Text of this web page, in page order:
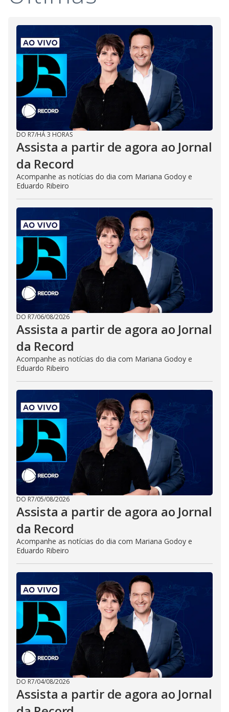
DO R7/HÁ 3 HORAS
Assista a partir de agora ao Jornal
da Record
Acompanhe as notícias do dia com Mariana Godoy e
Eduardo Ribeiro
DO R7/06/08/2026
Assista a partir de agora ao Jornal
da Record
Acompanhe as notícias do dia com Mariana Godoy e
Eduardo Ribeiro
DO R7/05/08/2026
Assista a partir de agora ao Jornal
da Record
Acompanhe as notícias do dia com Mariana Godoy e
Eduardo Ribeiro
DO R7/04/08/2026
Assista a partir de agora ao Jornal